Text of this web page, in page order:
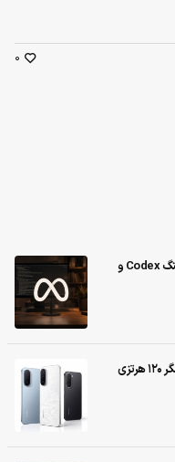
0
متا با معرفی ایجنت کدنویسی Muse Code به جنگ Codex و
ردمی 17 5G با باتری ۶۳۰۰ میلی‌آمپرساعتی و نمایشگر ۱۲۰ هرتزی